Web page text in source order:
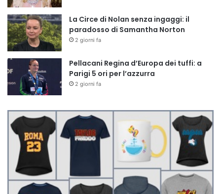
La Circe di Nolan senza ingaggi: il
paradosso di Samantha Norton
2 giorni fa
Pellacani Regina d’Europa dei tuffi: a
Parigi 5 ori per l’azzurra
2 giorni fa